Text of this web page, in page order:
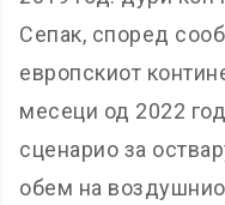
Сепак, според
европскиот
месеци од 2022
сценарио за
обем на